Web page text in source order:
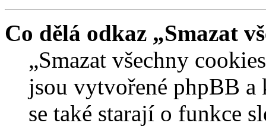
Co dělá odkaz „Smazat
„Smazat všechny
jsou vytvořené phpBB a
se také starají o funkce